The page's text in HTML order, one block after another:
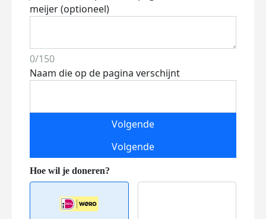
meijer (optioneel)
0/150
Naam die op de pagina verschijnt
Volgende
Volgende